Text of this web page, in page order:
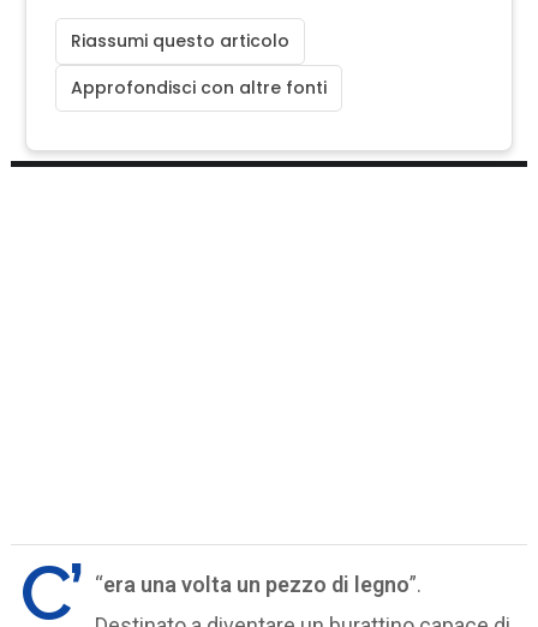
Riassumi questo articolo
Approfondisci con altre fonti
“
C’ era una volta un pezzo di legno”.